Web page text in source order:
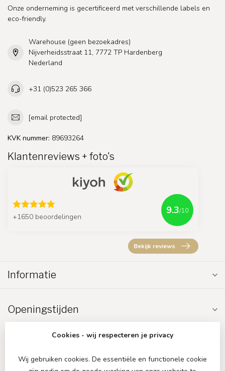
Onze onderneming is gecertificeerd met verschillende labels en
eco-friendly.
Warehouse (geen bezoekadres)
Nijverheidsstraat 11, 7772 TP Hardenberg
Nederland
+31 (0)523 265 366
[email protected]
KVK nummer: 89693264
Klantenreviews + foto's
+1650 beoordelingen
9.3/10
Bekijk reviews
Informatie
Openingstijden
Cookies - wij respecteren je privacy
Wij gebruiken cookies. De essentiële en functionele cookie